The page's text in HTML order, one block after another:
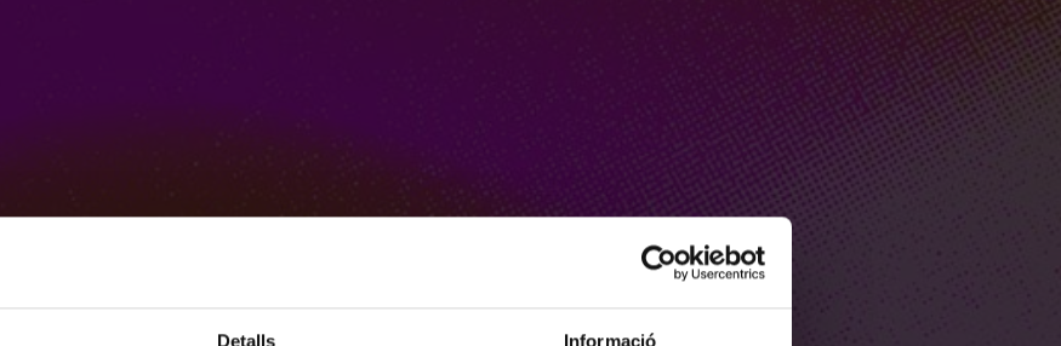
Detalls Informació